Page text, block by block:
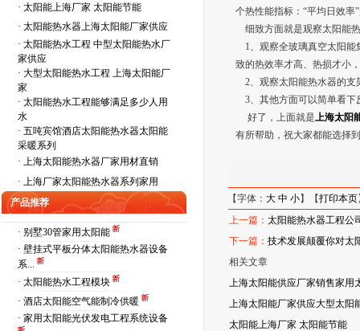
· 太阳能上海厂家 太阳能节能
· 太阳能热水器上海太阳能厂家供应
· 太阳能热水工程 中型太阳能热水厂
家供应
· 大型太阳能热水工程 上海太阳能厂
家
· 太阳能热水工程能够满足多少人用
水
· 五吨宾馆酒店太阳能热水器太阳能
采暖系列
· 上海太阳能热水器厂家用材直销
· 上海厂家太阳能热水器系列家用
产品推荐
· 别墅30管家用太阳能
· 壁挂式平板分体太阳能热水器设备
系...
· 太阳能热水工程模块
· 酒店太阳能空气能制冷供暖
· 家用太阳能光伏发电工程系统设备
个热性能指标：“平均日效率
细致方面就是观察太阳能
1、观察全玻璃真空太阳能
致的热效率才高、热损才小
2、观察太阳能热水器的支
3、其他方面可以简单看下
好了，上面就是上海太阳
有所帮助，祝大家都能选择
【字体：大 中 小】【打印本页
上一篇：太阳能热水器工程公
下一篇：技术发展颠覆你对太
相关文章
上海太阳能供应厂家销售家用
上海太阳能厂家供应大型太阳
太阳能上海厂家 太阳能节能